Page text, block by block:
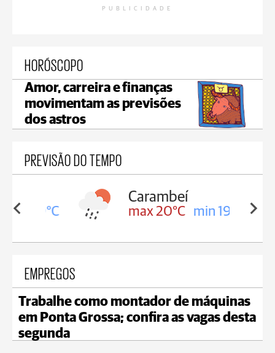
PUBLICIDADE
HORÓSCOPO
Amor, carreira e finanças
movimentam as previsões
dos astros
PREVISÃO DO TEMPO
19°C
Carambeí
max 20°C min 19°C
EMPREGOS
Trabalhe como montador de máquinas
em Ponta Grossa; confira as vagas desta
segunda